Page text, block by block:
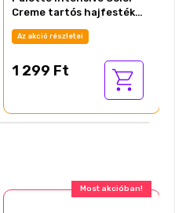
Creme tartós hajfesték
10-19 hűvös ezüstszőke
Az akció részletei
1 299 Ft
Most akcióban!